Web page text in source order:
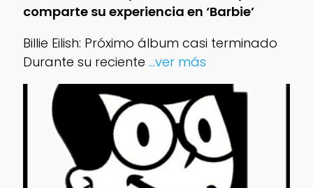
comparte su experiencia en ‘Barbie’
Billie Eilish: Próximo álbum casi terminado
Durante su reciente ...ver más